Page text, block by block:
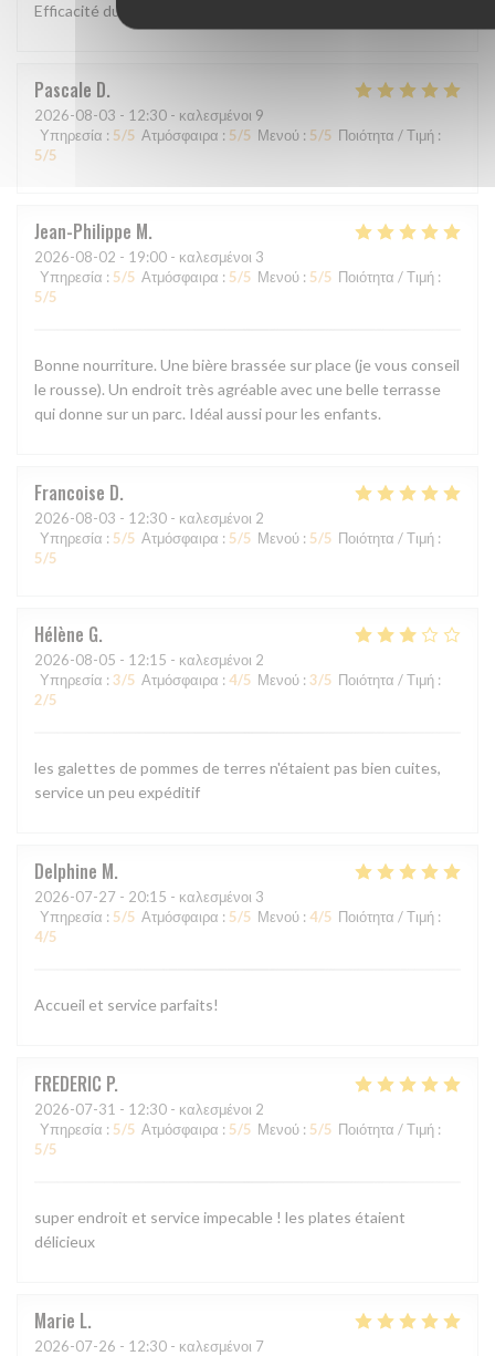
Efficacité du personnel, plats goûteux
Pascale D
2026-08-03 - 12:30 - καλεσμένοι 9
Υπηρεσία : 5/5 Ατμόσφαιρα : 5/5 Μενού : 5/5 Ποιότητα / Τιμή :
5/5
Jean-Philippe M
2026-08-02 - 19:00 - καλεσμένοι 3
Υπηρεσία : 5/5 Ατμόσφαιρα : 5/5 Μενού : 5/5 Ποιότητα / Τιμή :
5/5
Bonne nourriture. Une bière brassée sur place (je vous conseil
le rousse). Un endroit très agréable avec une belle terrasse
qui donne sur un parc. Idéal aussi pour les enfants.
Francoise D
2026-08-03 - 12:30 - καλεσμένοι 2
Υπηρεσία : 5/5 Ατμόσφαιρα : 5/5 Μενού : 5/5 Ποιότητα / Τιμή :
5/5
Hélène G
2026-08-05 - 12:15 - καλεσμένοι 2
Υπηρεσία : 3/5 Ατμόσφαιρα : 4/5 Μενού : 3/5 Ποιότητα / Τιμή :
2/5
les galettes de pommes de terres n'étaient pas bien cuites,
service un peu expéditif
Delphine M
2026-07-27 - 20:15 - καλεσμένοι 3
Υπηρεσία : 5/5 Ατμόσφαιρα : 5/5 Μενού : 4/5 Ποιότητα / Τιμή :
4/5
Accueil et service parfaits!
FREDERIC P
2026-07-31 - 12:30 - καλεσμένοι 2
Υπηρεσία : 5/5 Ατμόσφαιρα : 5/5 Μενού : 5/5 Ποιότητα / Τιμή :
5/5
super endroit et service impecable ! les plates étaient
délicieux
Marie L
2026-07-26 - 12:30 - καλεσμένοι 7